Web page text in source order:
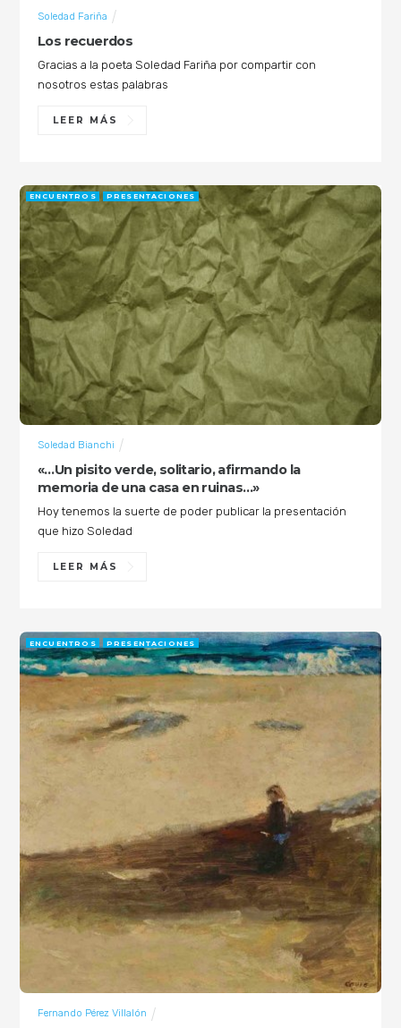
Los recuerdos
Soledad Fariña
Gracias a la poeta Soledad Fariña por compartir con
nosotros estas palabras
LEER MÁS
«…Un pisito verde, solitario, afirmando la
memoria de una casa en ruinas…»
Soledad Bianchi
ENCUENTROS PRESENTACIONES
Hoy tenemos la suerte de poder publicar la presentación
que hizo Soledad
LEER MÁS
Fernando Pérez Villalón
ENCUENTROS PRESENTACIONES